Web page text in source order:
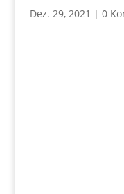
Dez. 29, 2021 | 0